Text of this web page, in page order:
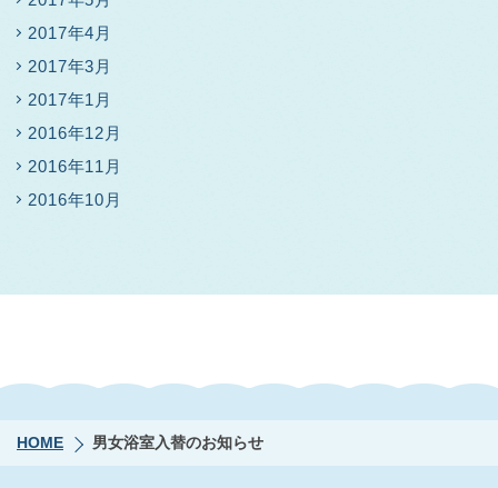
2017年4月
2017年3月
2017年1月
2016年12月
2016年11月
2016年10月
HOME 男女浴室入替のお知らせ